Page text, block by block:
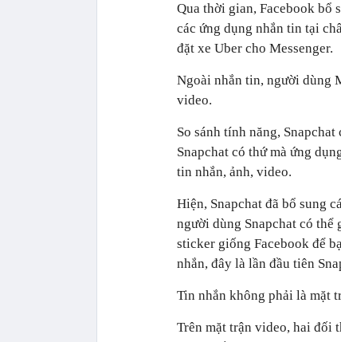
Qua thời gian, Facebook bổ
các ứng dụng nhắn tin tại
đặt xe Uber cho Messenger.
Ngoài nhắn tin, người dùng
video.
So sánh tính năng,
Snapchat có thứ mà ứng
tin nhắn, ảnh, video.
Hiện, Snapchat đã bổ sung
người dùng Snapchat có thể
sticker giống Facebook để
nhắn, đây là lần đầu tiên
Tin nhắn không phải là mặt
Trên mặt trận video, hai đối